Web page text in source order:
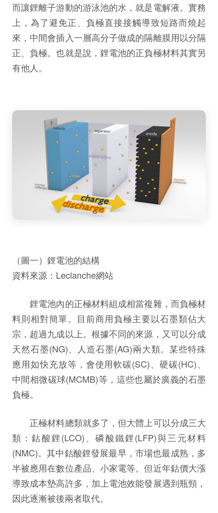
而讓鋰離子游動的游泳池的水，就是電解液。實務
上，為了避免正、負極直接接觸導致短路而燒起
來，中間會插入一層高分子做成的隔離膜用以分隔
正、負極。也就是說，鋰電池的正負極材料其實另
有他人。
（圖一）鋰電池的結構
資料來源：Leclanche網站
鋰電池內的正極材料組成相當複雜，而負極材
料則相對簡單。目前商用負極主要以石墨類佔大
宗，超過九成以上。根據不同的來源，又可以分成
天然石墨(NG)、人造石墨(AG)兩大類。某些特殊
應用如快充放等，會使用軟碳(SC)、硬碳(HC)、
中間相微碳球(MCMB)等，這些也屬於廣義的石墨
負極。
正極材料總類就多了，但大體上可以分成三大
類：鈷酸鋰(LCO)、磷酸鐵鋰(LFP)與三元材料
(NMC)。其中鈷酸鋰發展最早，市場也最成熟，多
半被應用在數位產品、小家電等。但近年鈷價大漲
導致成本墊高許多，加上電池效能發展遇到瓶頸，
因此逐漸被後兩者取代。